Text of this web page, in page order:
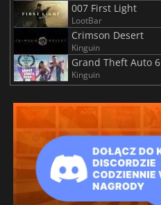
007 First Light
LootBar
Crimson Desert
Kinguin
Grand Theft Auto 6
Kinguin